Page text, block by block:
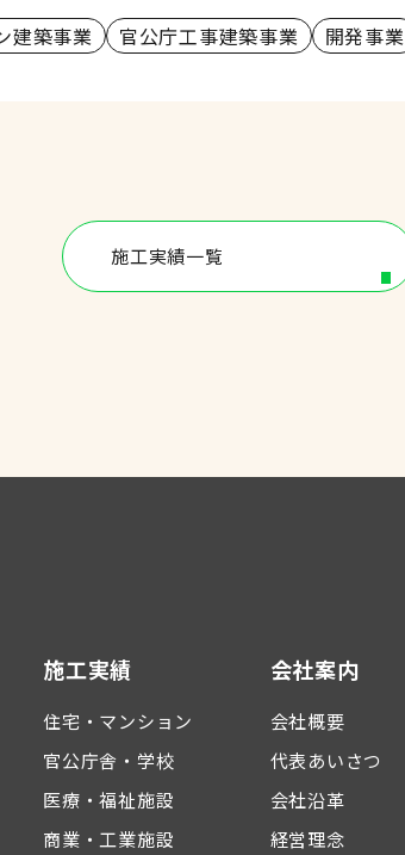
建築事業 官公庁工事建築事業 開発事業
施工実績一覧
施工実績
住宅・マンション
官公庁舎・学校
医療・福祉施設
商業・工業施設
会社案内
会社概要
代表あいさつ
会社沿革
経営理念